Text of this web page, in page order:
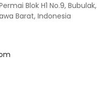
Blok H1 No.9, Bubulak,
Barat, Indonesia